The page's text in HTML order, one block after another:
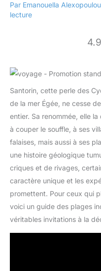
Par Emanouella Alexopoulou
lecture
Santorin, cette perle des
de la mer Égée, ne cesse
entier. Sa renommée, elle
à couper le souffle, à ses
falaises, mais aussi à ses
une histoire géologique
criques et de rivages,
caractère unique et les
promettent. Pour ceux qui
voici un guide des plages
véritables invitations à la